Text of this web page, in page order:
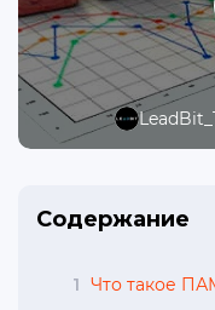
Содержание
1 Что такое